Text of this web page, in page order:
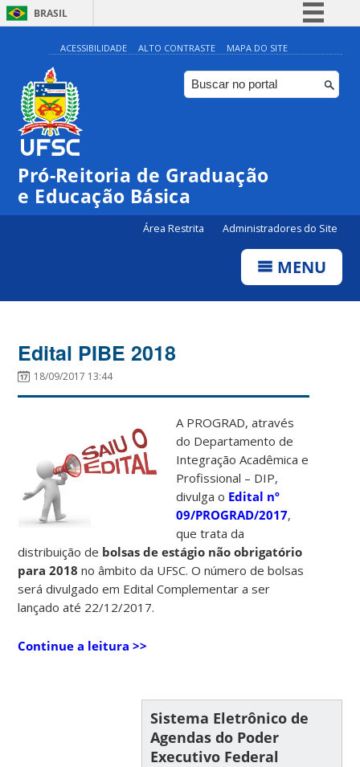
BRASIL
Simplifique!
Comunica BR
Participe
Canais
ACESSIBILIDADE ALTO CONTRASTE MAPA DO SITE
Pró-Reitoria de Graduação
e Educação Básica
Área Restrita Administradores do Site
MENU
Edital PIBE 2018
18/09/2017 13:44
A PROGRAD, através
do Departamento de
Integração Acadêmica e
Profissional – DIP,
divulga o Edital nº
09/PROGRAD/2017,
que trata da
distribuição de bolsas de estágio não obrigatório
para 2018 no âmbito da UFSC. O número de bolsas
será divulgado em Edital Complementar a ser
lançado até 22/12/2017.
Continue a leitura >>
Sistema Eletrônico de
Agendas do Poder
Executivo Federal